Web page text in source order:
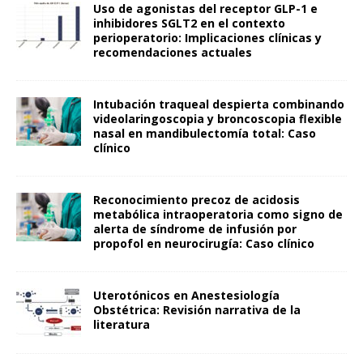
Uso de agonistas del receptor GLP-1 e
inhibidores SGLT2 en el contexto
perioperatorio: Implicaciones clínicas y
recomendaciones actuales
Intubación traqueal despierta combinando
videolaringoscopia y broncoscopia flexible
nasal en mandibulectomía total: Caso
clínico
Reconocimiento precoz de acidosis
metabólica intraoperatoria como signo de
alerta de síndrome de infusión por
propofol en neurocirugía: Caso clínico
Uterotónicos en Anestesiología
Obstétrica: Revisión narrativa de la
literatura